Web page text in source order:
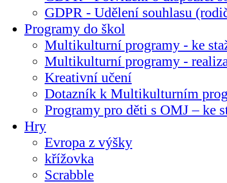
GDPR - Udělení souhlasu
Programy do škol
Multikulturní programy - ke
Multikulturní programy -
Kreativní učení
Dotazník k Multikulturním
Programy pro děti s OMJ – ke
Hry
Evropa z výšky
křížovka
Scrabble